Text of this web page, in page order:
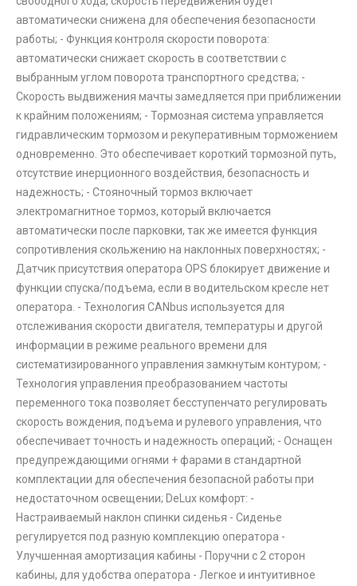
автоматически снижена для обеспечения безопасности
работы; - Функция контроля скорости поворота:
автоматически снижает скорость в соответствии с
выбранным углом поворота транспортного средства; -
Скорость выдвижения мачты замедляется при приближении
к крайним положениям; - Тормозная система управляется
гидравлическим тормозом и рекуперативным торможением
одновременно. Это обеспечивает короткий тормозной путь,
отсутствие инерционного воздействия, безопасность и
надежность; - Стояночный тормоз включает
электромагнитное тормоз, который включается
автоматически после парковки, так же имеется функция
сопротивления скольжению на наклонных поверхностях; -
Датчик присутствия оператора OPS блокирует движение и
функции спуска/подъема, если в водительском кресле нет
оператора. - Технология CANbus используется для
отслеживания скорости двигателя, температуры и другой
информации в режиме реального времени для
систематизированного управления замкнутым контуром; -
Технология управления преобразованием частоты
переменного тока позволяет бесступенчато регулировать
скорость вождения, подъема и рулевого управления, что
обеспечивает точность и надежность операций; - Оснащен
предупреждающими огнями + фарами в стандартной
комплектации для обеспечения безопасной работы при
недостаточном освещении; DeLux комфорт: -
Настраиваемый наклон спинки сиденья - Сиденье
регулируется под разную комплекцию оператора -
Улучшенная амортизация кабины - Поручни с 2 сторон
кабины, для удобства оператора - Легкое и интуитивное